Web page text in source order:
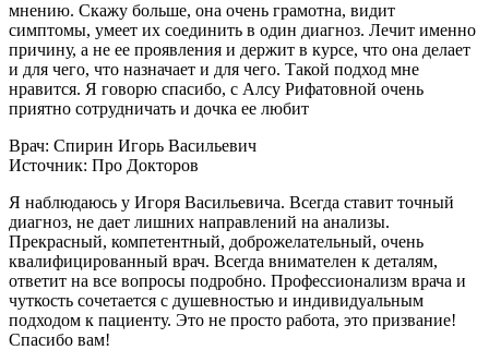
мнению. Скажу больше, она очень грамотна, видит
симптомы, умеет их соединить в один диагноз. Лечит именно
причину, а не ее проявления и держит в курсе, что она делает
и для чего, что назначает и для чего. Такой подход мне
нравится. Я говорю спасибо, с Алсу Рифатовной очень
приятно сотрудничать и дочка ее любит
Врач: Спирин Игорь Васильевич
Источник: Про Докторов
Я наблюдаюсь у Игоря Васильевича. Всегда ставит точный
диагноз, не дает лишних направлений на анализы​.
Прекрасный, компетентный, доброжелательный, очень
квалифицированный врач. Всегда внимателен к деталям,
ответит на все вопросы подробно. Профессионализм врача и
чуткость сочетается с душевностью и индивидуальным
подходом к пациенту. Это не просто работа, это призвание!
Спасибо вам!